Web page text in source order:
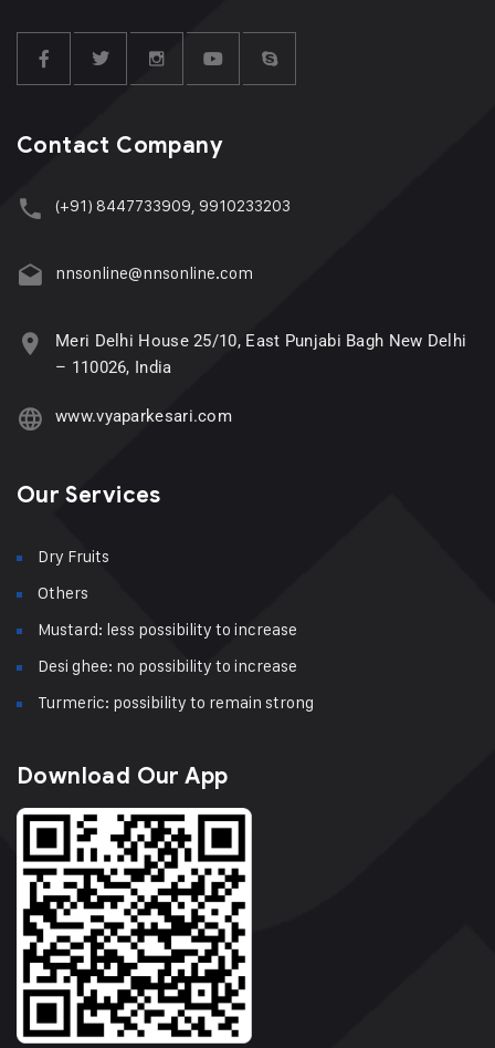
Contact Company
(+91) 8447733909, 9910233203
nnsonline@nnsonline.com
Meri Delhi House 25/10, East Punjabi Bagh New Delhi
– 110026, India
www.vyaparkesari.com
Our Services
Dry Fruits
Others
Mustard: less possibility to increase
Desi ghee: no possibility to increase
Turmeric: possibility to remain strong
Download Our App